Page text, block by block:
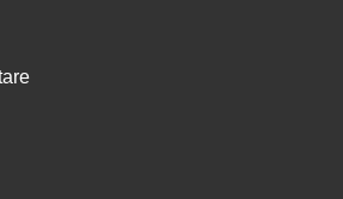
într-o filă nouă, link
într-o filă nouă, link